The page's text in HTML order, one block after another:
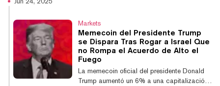
una publicación del jueves en X. Eric Trump,
hijo del presidente y cofundador de World
Liberty, luego la reposteó y dijo que más
noticias relacionadas con el proyecto cripto
vendrían "muy pronto". Decrypt contactó a
WL...
Markets
Memecoin del Presidente Trump
se Dispara Tras Rogar a Israel Que
no Rompa el Acuerdo de Alto el
Fuego
La memecoin oficial del presidente Donald
Trump aumentó un 6% a una capitalización